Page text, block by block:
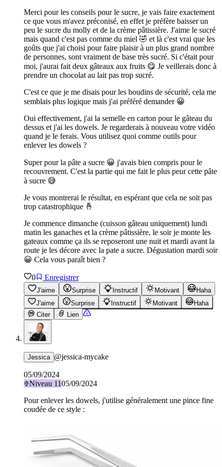
Merci pour les conseils pour le sucre, je vais faire exactement
ce que vous m'avez préconisé, en effet je préfère baisser un
peu le sucre du molly et de la crème pâtissière. J'aime le sucré
mais quand c'est pas comme du miel 🤣 et là c'est vrai que les
goûts que j'ai choisi pour faire plaisir à un plus grand nombre
de personnes, sont vraiment de base très sucré. Si c'était pour
moi, j'aurai fait deux gâteaux aux fruits 😋 Je veillerais donc à
prendre un chocolat au lait pas trop sucré.
C'est ce que je me disais pour les boudins de sécurité, cela me
semblais plus logique mais j'ai préféré demander 😀
Oui effectivement, j'ai la semelle en carton pour le gâteau du
dessus et j'ai les dowels. Je regarderais à nouveau votre vidéo
quand je le ferais. Vous utilisez quoi comme outils pour
enlever les dowels ?
Super pour la pâte a sucre 😀 j'avais bien compris pour le
recouvrement. C'est la partie qui me fait le plus peur cette pâte
à sucre 😅
Je vous montrerai le résultat, en espérant que cela ne soit pas
trop catastrophique 🤞
Je commence dimanche (cuisson gâteau uniquement) lundi
matin les ganaches et la crème pâtissière, le soir je monte les
gateaux comme ça ils se reposeront une nuit et mardi avant la
route je les décore avec la pate a sucre. Dégustation mardi soir
😀 Cela vous paraît bien ?
0 Enregistrer
J'aime Surprise Instructif Motivant
Haha
J'aime
Surprise Instructif Motivant
Haha
Citer
Lien
Jessica @jessica-mycake
05/09/2024
Niveau 1105/09/2024
Pour enlever les dowels, j'utilise généralement une pince fine
coudée de ce style :